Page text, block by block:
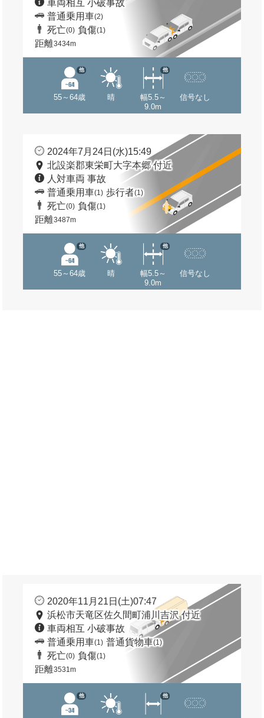
車両相互 小破事故
普通乗用車(2)
死亡(0) 負傷(1)
距離3434m
55～64歳
他
晴
幅5.5～
9.0m
他
信号なし
2024年7月24日(水)15:49
北設楽郡東栄町大字本郷 付近
人対車両 事故
普通乗用車(1) 歩行者(1)
死亡(0) 負傷(1)
距離3487m
55～64歳
他
晴
幅5.5～
9.0m
他
信号なし
2020年11月21日(土)07:47
浜松市天竜区佐久間町浦川吉沢 付近
車両相互 小破事故
普通乗用車(1) 普通貨物車(1)
死亡(0) 負傷(1)
距離3531m
他 他